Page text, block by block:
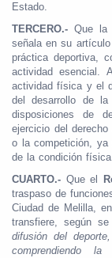
Estado.
TERCERO.- Que la
señala en su
práctica deportiva,
actividad esencial.
actividad física y el
del desarrollo de
disposiciones de
ejercicio del
o la competición, ya
de la condición
CUARTO.- Que el
traspaso de
Ciudad de Melilla,
transfiere, según
difusión del
comprendiendo